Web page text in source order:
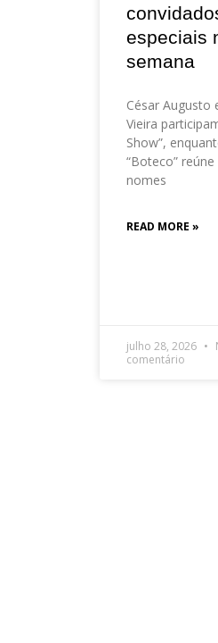
especiais
semana
César Augusto
Vieira
Show”,
“Boteco”
nomes
READ MORE »
julho 28, 2026
comentário